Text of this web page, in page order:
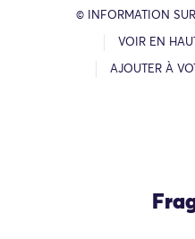
© INFORMATION
VOIR EN
AJOUTER À